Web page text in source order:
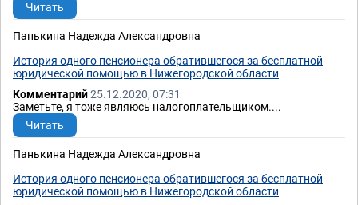
Читать
Панькина Надежда Александровна
История одного пенсионера обратившегося за бесплатной
юридической помощью в Нижегородской области
Комментарий25.12.2020, 07:31
Заметьте, я тоже являюсь налогоплательщиком....
Читать
Панькина Надежда Александровна
История одного пенсионера обратившегося за бесплатной
юридической помощью в Нижегородской области